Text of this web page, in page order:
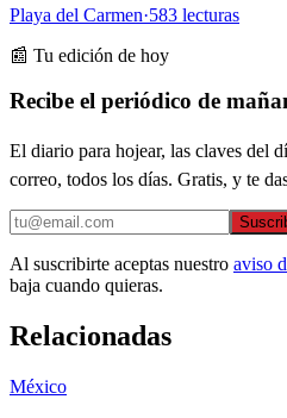
Playa del Carmen·583 lecturas
📰 Tu edición de hoy
Recibe el periódico de
El diario para hojear, las claves del
correo, todos los días. Gratis, y te
Al suscribirte aceptas nuestro aviso
baja cuando quieras.
Relacionadas
México